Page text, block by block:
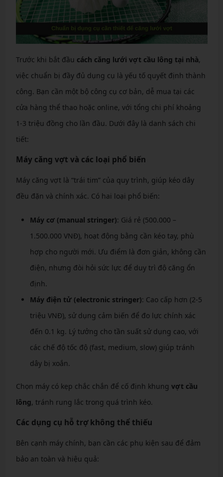
Trước khi bắt đầu cách căng lưới vợt cầu lông tại nhà,
việc chuẩn bị đầy đủ dụng cụ là yếu tố quyết định thành
công. Bạn cần một bộ công cụ cơ bản, dễ mua tại các
cửa hàng thể thao hoặc online, với tổng chi phí khoảng
1-3 triệu đồng cho lần đầu. Dưới đây là danh sách chi
tiết:
Máy căng vợt và các loại phổ biến
Máy căng vợt là “trái tim” của quy trình, giúp kéo dây
đều đặn và chính xác. Có hai loại phổ biến:
Máy cơ (manual stringer): Giá rẻ (500.000 –
1.500.000 VNĐ), hoạt động bằng cần kéo tay, phù
hợp cho người mới. Ưu điểm là đơn giản, không cần
điện, nhưng đòi hỏi sức lực để duy trì độ căng ổn
định.
Máy điện tử (electronic stringer): Cao cấp hơn (2-5
triệu VNĐ), sử dụng cảm biến để đo lực chính xác
đến 0.1 kg. Lý tưởng cho tần suất sử dụng cao, với
các chế độ tốc độ (fast, medium, slow) giúp tránh
dây bị xoắn.
Chọn máy có kẹp chắc chắn để cố định khung vợt cầu
lông, tránh rung lắc trong quá trình kéo.
Các dụng cụ hỗ trợ không thể thiếu
Bên cạnh máy chính, bạn cần các phụ kiện sau để đảm
bảo an toàn và hiệu quả: